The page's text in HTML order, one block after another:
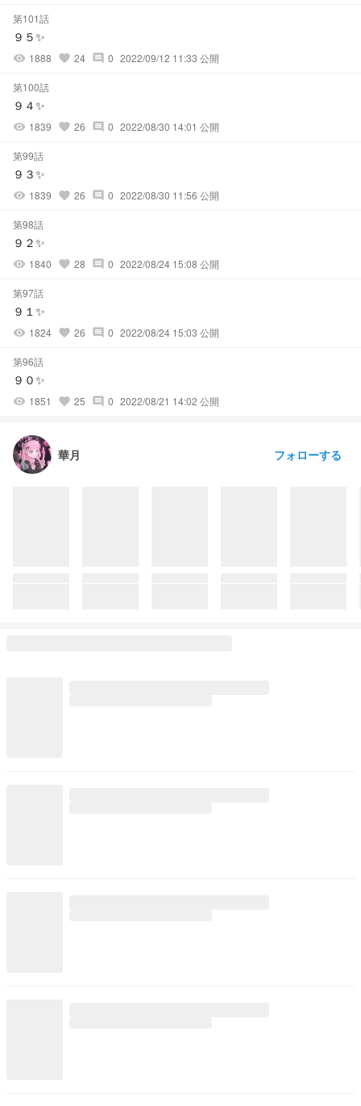
第101話
９５✨
visibility 1888 favorite 24 comment 0 2022/09/12 11:33 公開
第100話
９４✨
visibility 1839 favorite 26 comment 0 2022/08/30 14:01 公開
第99話
９３✨
visibility 1839 favorite 26 comment 0 2022/08/30 11:56 公開
第98話
９２✨
visibility 1840 favorite 28 comment 0 2022/08/24 15:08 公開
第97話
９１✨
visibility 1824 favorite 26 comment 0 2022/08/24 15:03 公開
第96話
９０✨
visibility 1851 favorite 25 comment 0 2022/08/21 14:02 公開
華月 フォローする